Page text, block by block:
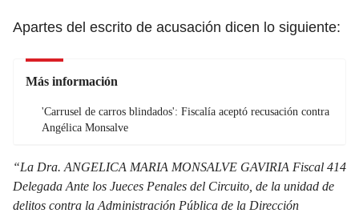
Apartes del escrito de acusación dicen lo siguiente:
Más información
'Carrusel de carros blindados': Fiscalía aceptó recusación contra
Angélica Monsalve
“La Dra. ANGELICA MARIA MONSALVE GAVIRIA Fiscal 414
Delegada Ante los Jueces Penales del Circuito, de la unidad de
delitos contra la Administración Pública de la Dirección